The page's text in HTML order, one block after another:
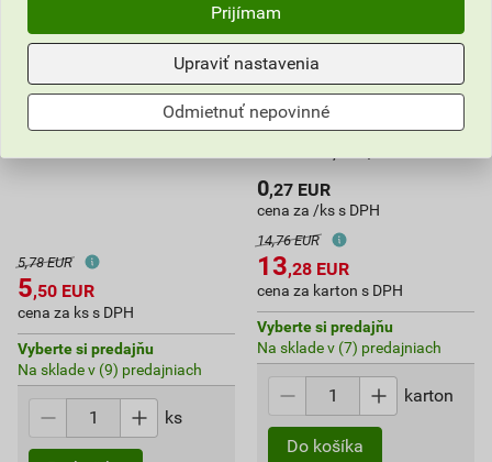
Držiak na brúsnu mriežku
5,78 EUR
5,50 EUR
cena za ks s DPH
Vyberte si predajňu
Na sklade v (9) predajniach
ks
Brúsna mriežka 93×280
0,27 EUR
cena za /ks s DPH
14,76 EUR
13,28 EUR
cena za karton s DPH
Vyberte si predajňu
Na sklade v (7) predajniach
karton
Do košíka
Prijímam
Upraviť nastavenia
Odmietnuť nepovinné